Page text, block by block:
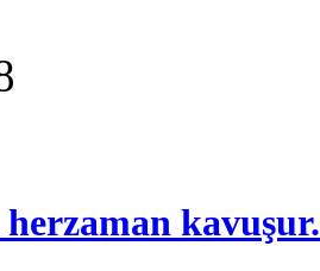
kavuşur.